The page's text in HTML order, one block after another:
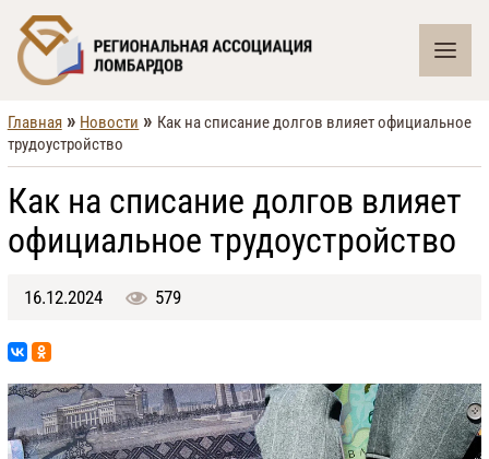
Главная » Новости » Как на списание долгов влияет официальное
трудоустройство
Как на списание долгов влияет
официальное трудоустройство
16.12.2024 579